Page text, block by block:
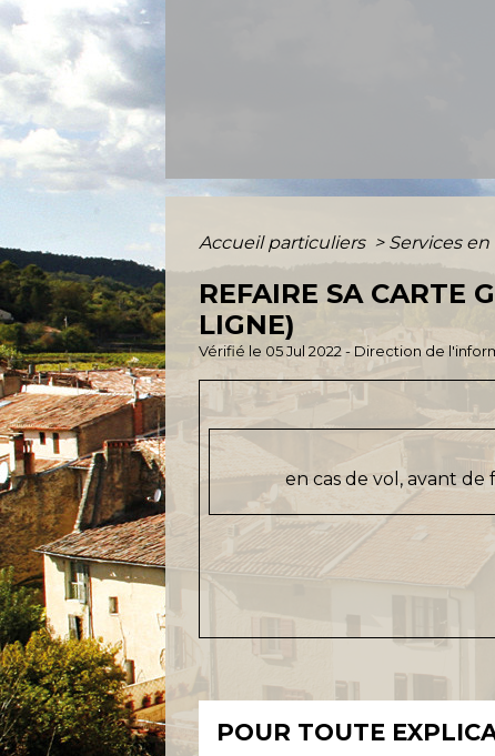
Accueil particuliers > Services
REFAIRE SA CARTE
LIGNE)
Vérifié le 05 Jul 2022 - Direction de
en cas de vol, avant
POUR TOUTE